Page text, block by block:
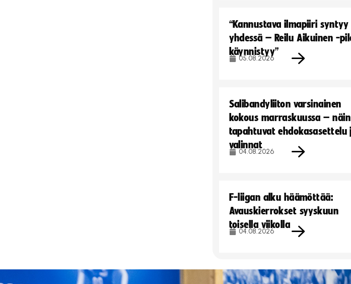
“Kannustava ilmapiiri syntyy
yhdessä – Reilu Aikuinen -
käynnistyy”
05.08.2026
Salibandyliiton varsinainen
kokous marraskuussa – näin
tapahtuvat ehdokasasettelu
valinnat
04.08.2026
F-liigan alku häämöttää:
Avauskierrokset syyskuun
toisella viikolla
04.08.2026